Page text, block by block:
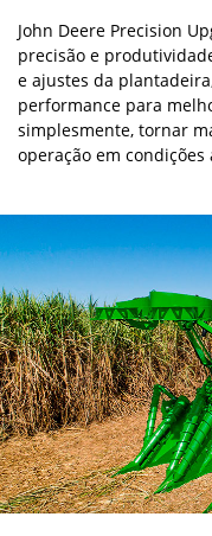
John Deere Precision
precisão e
e ajustes da
performance para
simplesmente, tornar
operação em condições